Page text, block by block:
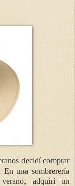
decidí comprar
una sombrerería
adquirí un